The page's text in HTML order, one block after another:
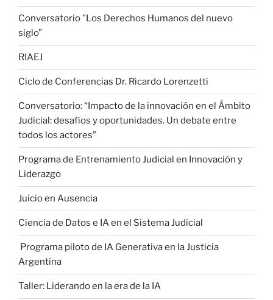
Conversatorio "Los Derechos Humanos del nuevo
siglo"
RIAEJ
Ciclo de Conferencias Dr. Ricardo Lorenzetti
Conversatorio: “Impacto de la innovación en el Ámbito
Judicial: desafíos y oportunidades. Un debate entre
todos los actores”
Programa de Entrenamiento Judicial en Innovación y
Liderazgo
Juicio en Ausencia
Ciencia de Datos e IA en el Sistema Judicial
Programa piloto de IA Generativa en la Justicia
Argentina
Taller: Liderando en la era de la IA